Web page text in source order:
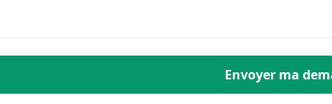
Envoyer ma